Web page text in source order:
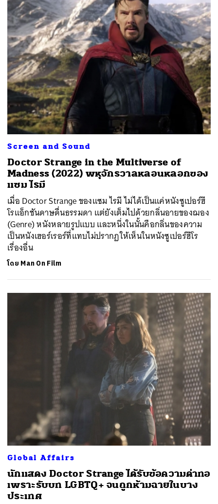
Screen and Sound
Doctor Strange in the Multiverse of
Madness (2022) พหุจักรวาลหลอนหลอกของ
แซม ไรมี
เมื่อ Doctor Strange ของแซม ไรมี ไม่ได้เป็นแค่หนังซูเปอร์ฮี
โรแอ็กชันดาษดื่นธรรมดา แต่ยังเต็มไปด้วยกลิ่นอายของฌอง
(Genre) หนังหลายรูปแบบ และหนึ่งในนั้นคือกลิ่นของความ
เป็นหนังเฮอร์เรอร์ที่แทบไม่ปรากฏให้เห็นในหนังซูเปอร์ฮีโร
เรื่องอื่น
โดย Man On Film
Global Affairs
นักแสดง Doctor Strange ได้รับข้อความด่าทอ
เพราะรับบท LGBTQ+ จนถูกห้ามฉายในบาง
ประเทศ
SHARE TWEET LINE EMAIL